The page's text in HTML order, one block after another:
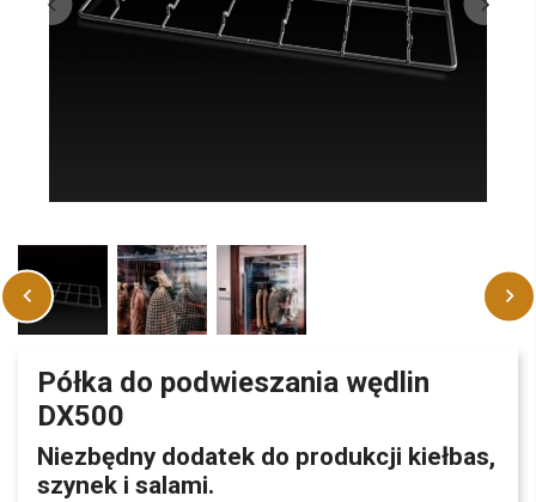
Półka do podwieszania wędlin
DX500
Niezbędny dodatek do produkcji kiełbas,
szynek i salami.